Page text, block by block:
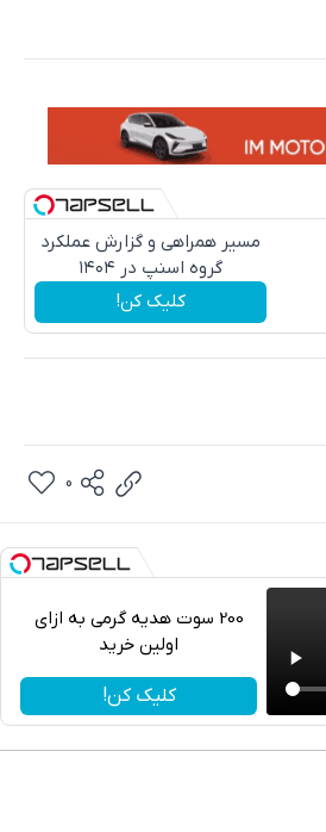
مسیر همراهی و گزارش عملکرد
گروه اسنپ در ۱۴۰۴
کلیک کن!
تلگرام
واتساپ
0
200 سوت هدیه گرمی به ازای
اولین خرید
کلیک کن!